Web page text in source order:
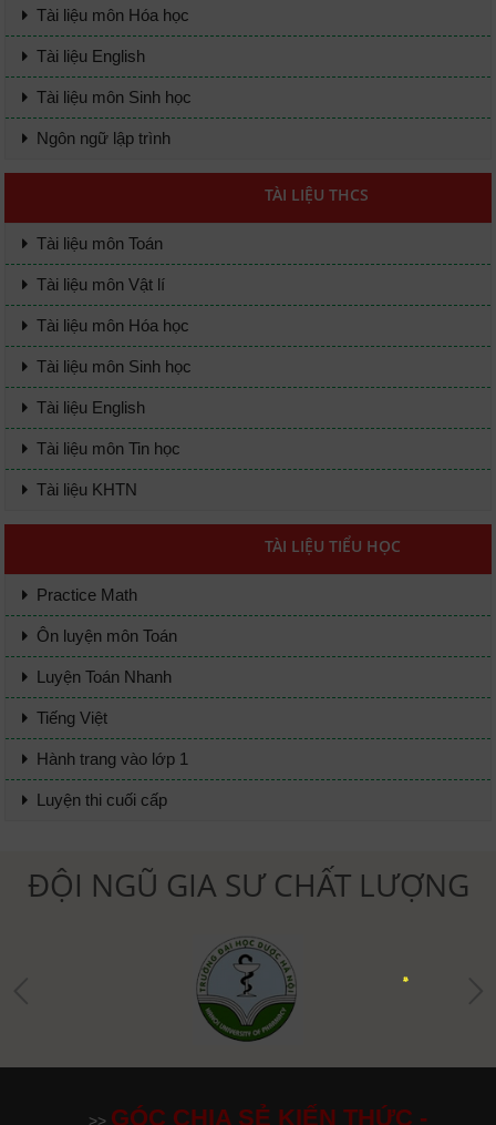
Tài liệu môn Hóa học
Tài liệu English
Tài liệu môn Sinh học
Ngôn ngữ lập trình
TÀI LIỆU THCS
Tài liệu môn Toán
Tài liệu môn Vật lí
Tài liệu môn Hóa học
Tài liệu môn Sinh học
Tài liệu English
Tài liệu môn Tin học
Tài liệu KHTN
TÀI LIỆU TIỂU HỌC
Practice Math
Ôn luyện môn Toán
Luyện Toán Nhanh
Tiếng Việt
Hành trang vào lớp 1
Luyện thi cuối cấp
ĐỘI NGŨ GIA SƯ CHẤT LƯỢNG
>> GÓC CHIA SẺ KIẾN THỨC -